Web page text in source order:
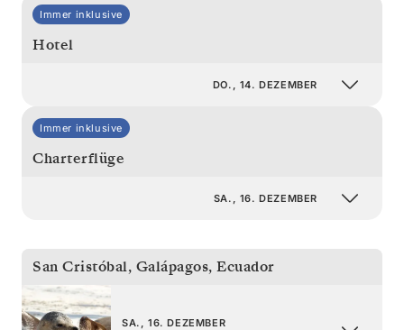
Immer inklusive
Hotel
DO., 14. DEZEMBER
Immer inklusive
Charterflüge
SA., 16. DEZEMBER
San Cristóbal, Galápagos, Ecuador
SA., 16. DEZEMBER